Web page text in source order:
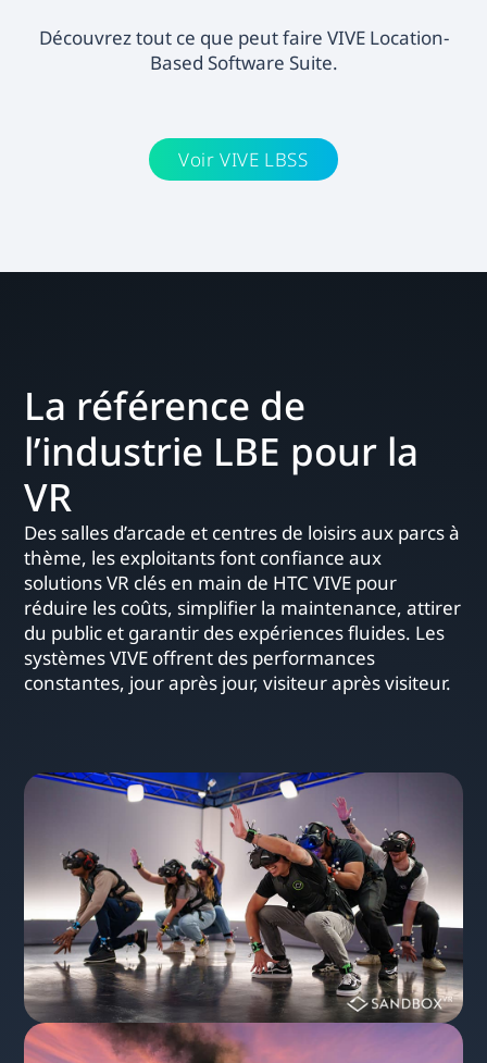
Découvrez tout ce que peut faire VIVE Location-
Based Software Suite.
Voir VIVE LBSS
La référence de
l’industrie LBE pour la
VR
Des salles d’arcade et centres de loisirs aux parcs à
thème, les exploitants font confiance aux
solutions VR clés en main de HTC VIVE pour
réduire les coûts, simplifier la maintenance, attirer
du public et garantir des expériences fluides. Les
systèmes VIVE offrent des performances
constantes, jour après jour, visiteur après visiteur.